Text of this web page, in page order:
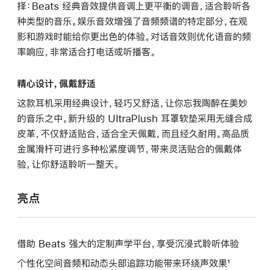
择：Beats 经典音效提供音调上更平衡的调音，适合聆听各
种类型的音乐。娱乐音效增强了音频频谱的特定部分，在观
影和游戏时能给你更出色的体验。对话音效则优化语音的频
率响应，非常适合打电话或听播客。
精心设计，佩戴舒适
这款耳机采用经典设计，轻巧又舒适，让你忘我陶醉在美妙
的音乐之中。新升级的 UltraPlush 耳罩软垫采用无缝合成
皮革，不仅舒适贴合，适合全天佩戴，而且经久耐用。高品质
金属滑杆可进行多种松紧度调节，带来灵活贴合的佩戴体
验，让你舒适聆听一整天。
亮点
借助 Beats 强大的定制声学平台，享受沉浸式聆听体验
个性化空间音频和动态头部追踪功能带来环绕声效果¹